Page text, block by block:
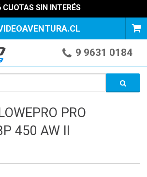
CUOTAS SIN INTERÉS
9 9631 0184
PRO
450 AW II